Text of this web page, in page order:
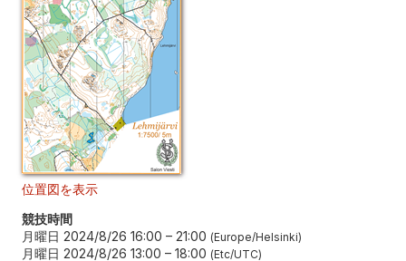
位置図を表示
競技時間
月曜日 2024/8/26 16:00 – 21:00 Europe/Helsinki
月曜日 2024/8/26 13:00 – 18:00 Etc/UTC